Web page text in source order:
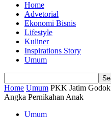
Home
Advetorial
Ekonomi Bisnis
Lifestyle
Kuliner
Inspirations Story
Umum
Home Umum PKK Jatim
Angka Pernikahan Anak
Umum